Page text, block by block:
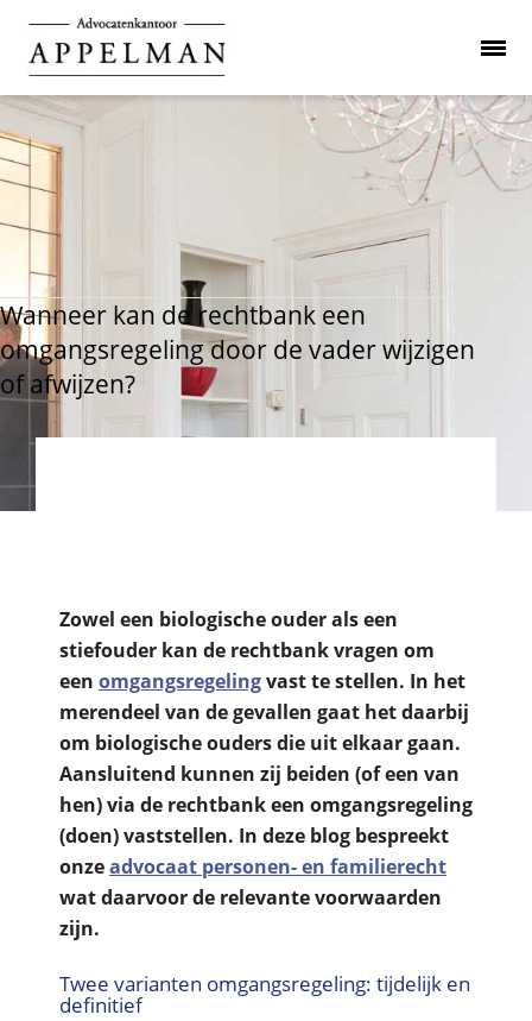
Wanneer kan de rechtbank een
omgangsregeling door de vader wijzigen
of afwijzen?
Zowel een biologische ouder als een
stiefouder kan de rechtbank vragen om
een omgangsregelingvast te stellen. In het
merendeel van de gevallen gaat het daarbij
om biologische ouders die uit elkaar gaan.
Aansluitend kunnen zij beiden (of een van
hen) via de rechtbank een omgangsregeling
(doen) vaststellen. In deze blog bespreekt
onzeadvocaat personen- en familierecht
wat daarvoor de relevante voorwaarden
zijn.
Twee varianten omgangsregeling: tijdelijk en
definitief